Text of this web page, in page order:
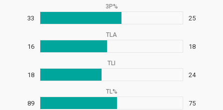
3P%
33 25
TLA
16 18
TLI
18 24
TL%
89 75